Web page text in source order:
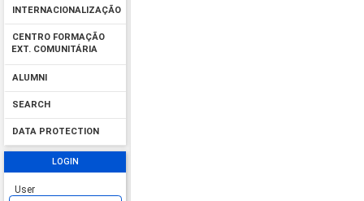
INTERNACIONALIZAÇÃO
CENTRO FORMAÇÃO
EXT. COMUNITÁRIA
ALUMNI
SEARCH
DATA PROTECTION
LOGIN
User